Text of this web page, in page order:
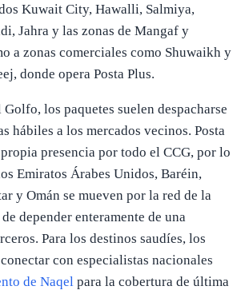
Kuwait City, Hawalli, Salmiya,
Jahra y las zonas de Mangaf y
a zonas comerciales como Shuwaikh y
donde opera Posta Plus.
los paquetes suelen despacharse
hábiles a los mercados vecinos. Posta
presencia por todo el CCG, por lo
Emiratos Árabes Unidos, Baréin,
y Omán se mueven por la red de la
depender enteramente de una
Para los destinos saudíes, los
con especialistas nacionales
de Naqel para la cobertura de última